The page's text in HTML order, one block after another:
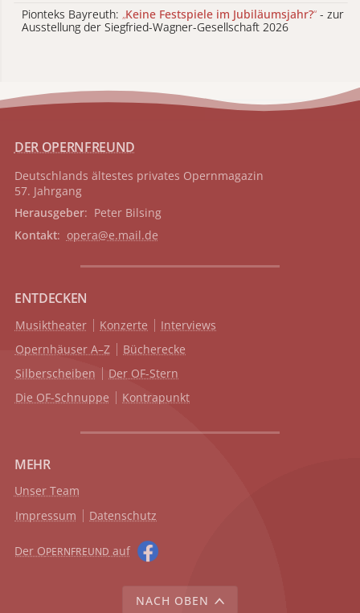
Pionteks Bayreuth: „Keine Festspiele im Jubiläumsjahr?“ - zur
Ausstellung der Siegfried-Wagner-Gesellschaft 2026
DER OPERNFREUND
Deutschlands ältestes privates Opernmagazin
57. Jahrgang
Herausgeber: Peter Bilsing
Kontakt: opera@e.mail.de
ENTDECKEN
Musiktheater Konzerte
Interviews
Opernhäuser A–Z
Bücherecke
Silberscheiben
Der OF-Stern
Die OF-Schnuppe
Kontrapunkt
MEHR
Unser Team
Impressum
Datenschutz
Der OPERNFREUND auf
NACH OBEN